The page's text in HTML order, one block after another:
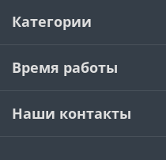
Категории
Время работы
Наши контакты